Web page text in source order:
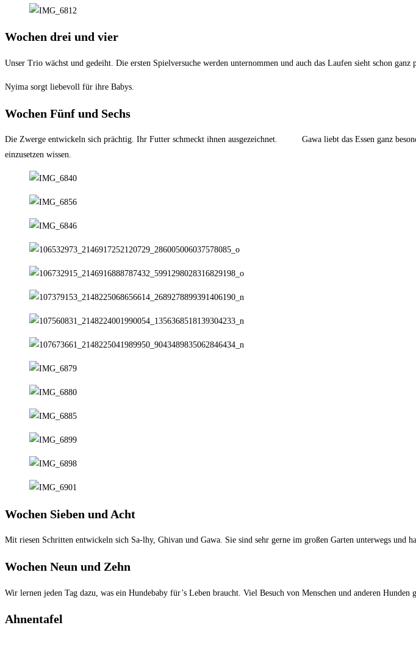
Wochen drei und vier
Unser Trio wächst und gedeiht. Die ersten Spielversuche werden unternommen und auch das Laufen sieht schon ganz
Nyima sorgt liebevoll für ihre Babys.
Wochen Fünf und Sechs
Die Zwerge entwickeln sich prächtig. Ihr Futter schmeckt ihnen ausgezeichnet. Gawa liebt das Essen ganz
einzusetzen wissen.
Wochen Sieben und Acht
Mit riesen Schritten entwickeln sich Sa-lhy, Ghivan und Gawa. Sie sind sehr gerne im großen Garten unterwegs und
Wochen Neun und Zehn
Wir lernen jeden Tag dazu, was ein Hundebaby für’s Leben braucht. Viel Besuch von Menschen und anderen Hunden
Ahnentafel